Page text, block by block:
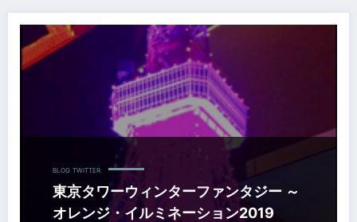
東京タワーウィンターファンタジー ～オレンジ・イルミネーション2019
BLOG TWITTER
東京タワーウィンターファンタジー ～
オレンジ・イルミネーション2019